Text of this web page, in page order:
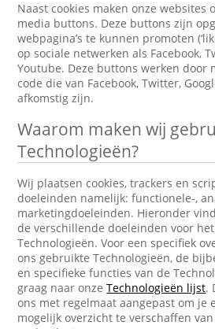
Naast cookies maken onze websites
media buttons. Deze buttons zijn
webpagina’s te kunnen promoten
op sociale netwerken als Facebook,
Youtube. Deze buttons werken door
code die van Facebook, Twitter,
afkomstig zijn.
Waarom maken wij
Technologieën?
Wij plaatsen cookies, trackers en
doeleinden namelijk: functionele-,
marketingdoeleinden. Hieronder
de verschillende doeleinden voor
Technologieën. Voor een specifiek
ons gebruikte Technologieën, de
en specifieke functies van de
graag naar onzeTechnologieën lijst.
ons met regelmaat aangepast om je
mogelijk overzicht te verschaffen